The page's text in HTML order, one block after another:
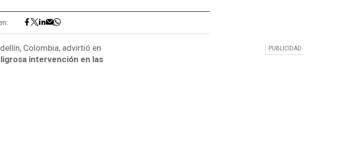
Colombia, advirtió en
intervención en las